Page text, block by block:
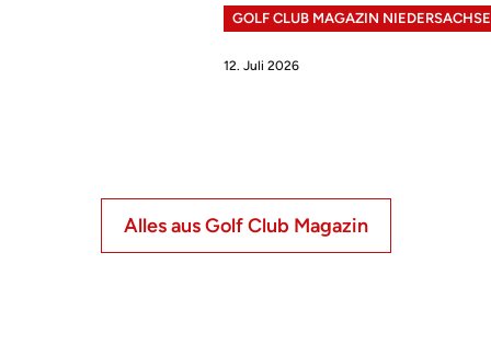
GOLF CLUB MAGAZIN
12. Juli 2026
Alles aus Golf Club Magazin